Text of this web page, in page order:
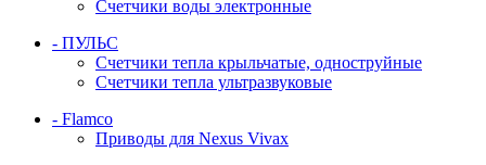
Счетчики воды электронные
- ПУЛЬС
Счетчики тепла крыльчатые, одноструйные
Счетчики тепла ультразвуковые
- Flamco
Приводы для Nexus Vivax